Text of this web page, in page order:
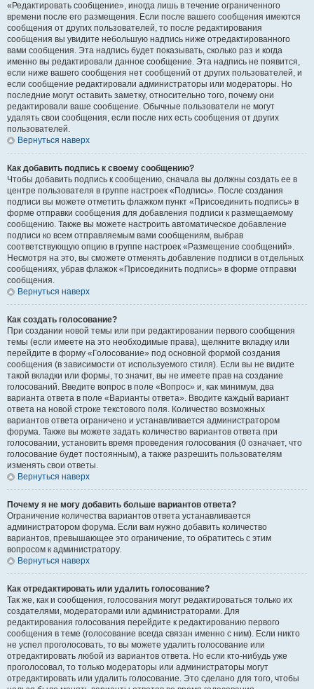
«Редактировать сообщение», иногда лишь в течение ограниченного
времени после его размещения. Если после вашего сообщения имеются
сообщения от других пользователей, то после редактирования
сообщения вы увидите небольшую надпись ниже отредактированного
вами сообщения. Эта надпись будет показывать, сколько раз и когда
именно вы редактировали данное сообщение. Эта надпись не появится,
если ниже вашего сообщения нет сообщений от других пользователей, и
если сообщение редактировали администраторы или модераторы. Но
последние могут оставить заметку, относительно того, почему они
редактировали ваше сообщение. Обычные пользователи не могут
удалять свои сообщения, если после них есть сообщения от других
пользователей.
Вернуться наверх
Как добавить подпись к своему сообщению?
Чтобы добавить подпись к сообщению, сначала вы должны создать ее в
центре пользователя в группе настроек «Подпись». После создания
подписи вы можете отметить флажком пункт «Присоединить подпись» в
форме отправки сообщения для добавления подписи к размещаемому
сообщению. Также вы можете настроить автоматическое добавление
подписи ко всем отправляемым вами сообщениям, выбрав
соответствующую опцию в группе настроек «Размещение сообщений».
Несмотря на это, вы сможете отменять добавление подписи в отдельных
сообщениях, убрав флажок «Присоединить подпись» в форме отправки
сообщения.
Вернуться наверх
Как создать голосование?
При создании новой темы или при редактировании первого сообщения
темы (если имеете на это необходимые права), щелкните вкладку или
перейдите в форму «Голосование» под основной формой создания
сообщения (в зависимости от используемого стиля). Если вы не видите
такой вкладки или формы, то значит, вы не имеете прав на создание
голосований. Введите вопрос в поле «Вопрос» и, как минимум, два
варианта ответа в поле «Варианты ответа». Вводите каждый вариант
ответа на новой строке текстового поля. Количество возможных
вариантов ответа ограничено и устанавливается администратором
форума. Также вы можете задать количество вариантов ответа при
голосовании, установить время проведения голосования (0 означает, что
голосование будет постоянным), а также разрешить пользователям
изменять свои ответы.
Вернуться наверх
Почему я не могу добавить больше вариантов ответа?
Ограничение количества вариантов ответа устанавливается
администратором форума. Если вам нужно добавить количество
вариантов, превышающее это ограничение, то обратитесь с этим
вопросом к администратору.
Вернуться наверх
Как отредактировать или удалить голосование?
Так же, как и сообщения, голосования могут редактироваться только их
создателями, модераторами или администраторами. Для
редактирования голосования перейдите к редактированию первого
сообщения в теме (голосование всегда связан именно с ним). Если никто
не успел проголосовать, то вы можете удалить голосование или
отредактировать любой из вариантов ответа. Но если кто-нибудь уже
проголосовал, то только модераторы или администраторы могут
отредактировать или удалить голосование. Это сделано для того, чтобы